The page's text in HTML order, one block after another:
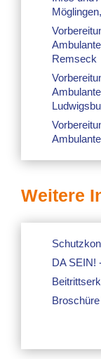
Remseck
Weitere
DA SEIN!